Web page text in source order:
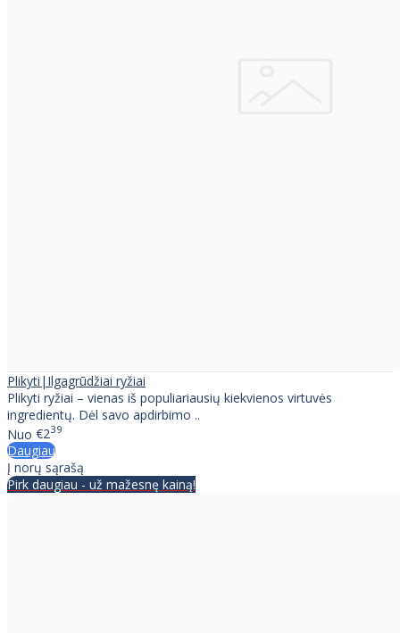
Plikyti|Ilgagrūdžiai ryžiai
Plikyti ryžiai – vienas iš populiariausių kiekvienos virtuvės
ingredientų. Dėl savo apdirbimo ..
Nuo €239
Daugiau
Į norų sąrašą
Pirk daugiau - už mažesnę kainą!